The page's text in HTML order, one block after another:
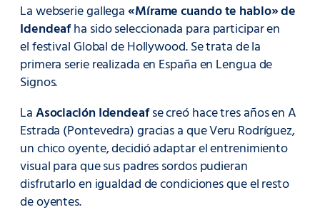
La webserie gallega«Mírame cuando te hablo» de
Idendeafha sido seleccionada para participar en
el festival Global de Hollywood. Se trata de la
primera serie realizada en España en Lengua de
Signos.
LaAsociación Idendeafse creó hace tres años en A
Estrada (Pontevedra) gracias a que Veru Rodríguez,
un chico oyente, decidió adaptar el entrenimiento
visual para que sus padres sordos pudieran
disfrutarlo en igualdad de condiciones que el resto
de oyentes.